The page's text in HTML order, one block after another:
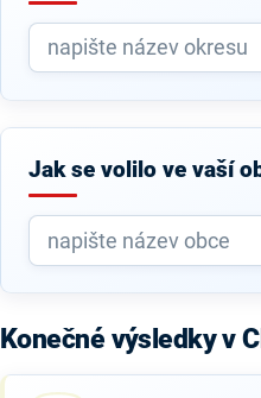
Jak se volilo ve vaší
Konečné výsledky v